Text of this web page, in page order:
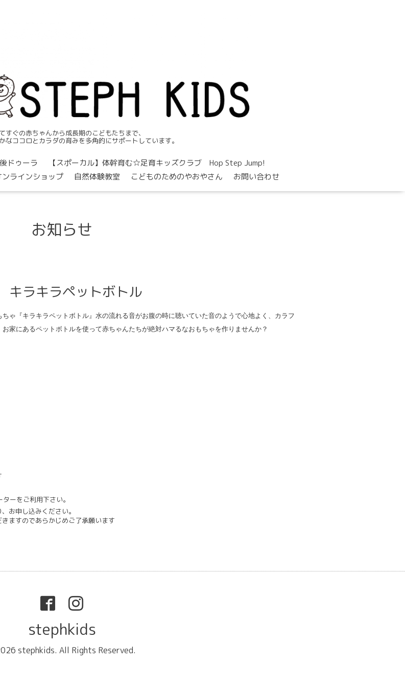
すぐの赤ちゃんから成長期のこどもたちまで、
なココロとカラダの育みを多角的にサポートしています。
ドゥーラ
【スポーカル】体幹育む☆足育キッズクラブ Hop Step Jump!
ンラインショップ 自然体験教室 こどものためのやおやさん お問い合わせ
お知らせ
ラキラペットボトル
ゃ『キラキラペットボトル』水の流れる音がお腹の時に聴いていた音のようで心地よく、カラフ
家にあるペットボトルを使って赤ちゃんたちが絶対ハマるなおもちゃを作りませんか？
ーをご利用下さい。
、お申し込みください。
ますのであらかじめご了承願います
stephkids
stephkids. All Rights Reserved.